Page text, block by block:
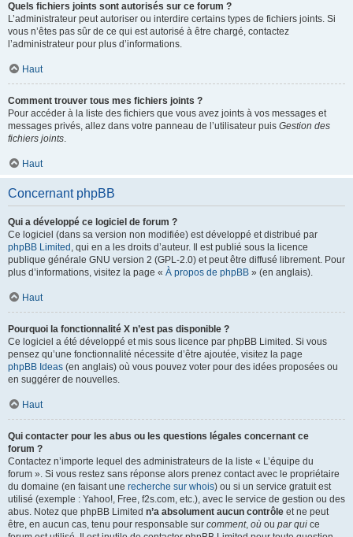
Quels fichiers joints sont autorisés sur ce forum ?
L’administrateur peut autoriser ou interdire certains types de fichiers joints. Si
vous n’êtes pas sûr de ce qui est autorisé à être chargé, contactez
l’administrateur pour plus d’informations.
Haut
Comment trouver tous mes fichiers joints ?
Pour accéder à la liste des fichiers que vous avez joints à vos messages et
messages privés, allez dans votre panneau de l’utilisateur puis Gestion des
fichiers joints.
Haut
Concernant phpBB
Qui a développé ce logiciel de forum ?
Ce logiciel (dans sa version non modifiée) est développé et distribué par
phpBB Limited , qui en a les droits d’auteur. Il est publié sous la licence
publique générale GNU version 2 (GPL-2.0) et peut être diffusé librement. Pour
plus d’informations, visitez la page « À propos de phpBB » (en anglais).
Haut
Pourquoi la fonctionnalité X n’est pas disponible ?
Ce logiciel a été développé et mis sous licence par phpBB Limited. Si vous
pensez qu’une fonctionnalité nécessite d’être ajoutée, visitez la page
phpBB Ideas (en anglais) où vous pouvez voter pour des idées proposées ou
en suggérer de nouvelles.
Haut
Qui contacter pour les abus ou les questions légales concernant ce
forum ?
Contactez n’importe lequel des administrateurs de la liste « L’équipe du
forum ». Si vous restez sans réponse alors prenez contact avec le propriétaire
du domaine (en faisant une recherche sur whois) ou si un service gratuit est
utilisé (exemple : Yahoo!, Free, f2s.com, etc.), avec le service de gestion ou des
abus. Notez que phpBB Limited n’a absolument aucun contrôle et ne peut
être, en aucun cas, tenu pour responsable sur comment, où ou par qui ce